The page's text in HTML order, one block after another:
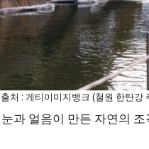
출처 : 게티이미지뱅크 (철원 한탄강
과 얼음이 만든 자연의